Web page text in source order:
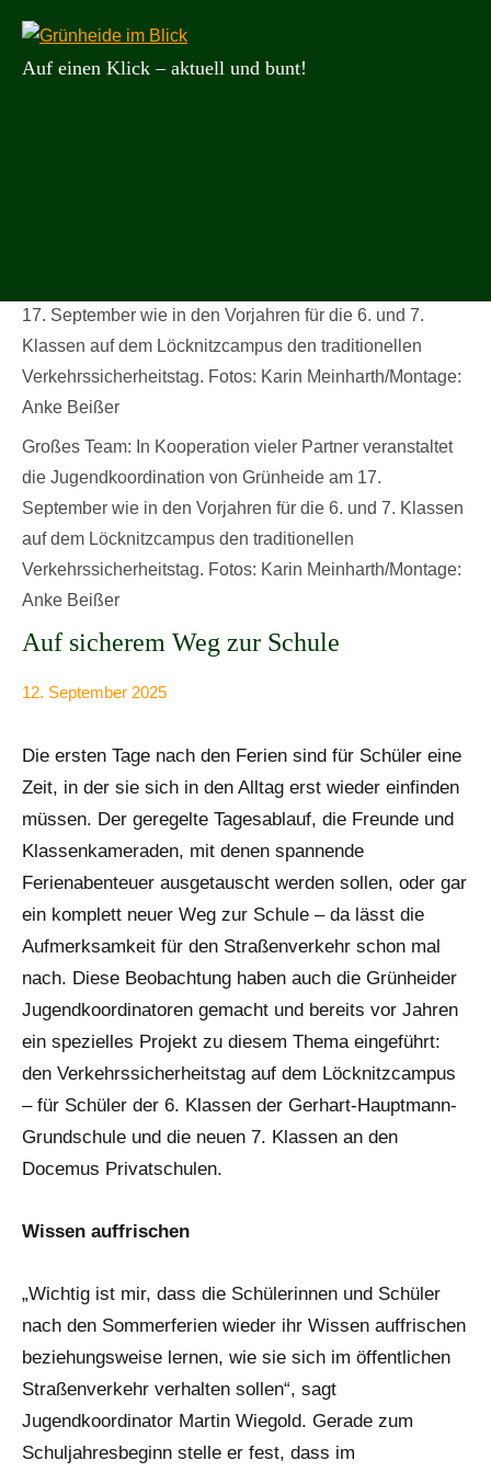
Inhalt
springen
Auf einen Klick – aktuell und bunt!
nach:
Großes Team: In Kooperation vieler Partner veranstaltet
die Jugendkoordination von Grünheide am 17.
September wie in den Vorjahren für die 6. und 7. Klassen
auf dem Löcknitzcampus den traditionellen
Verkehrssicherheitstag. Fotos: Karin Meinharth/Montage:
Anke Beißer
Auf sicherem Weg zur Schule
12. September 2025
Die ersten Tage nach den Ferien sind für Schüler eine
Zeit, in der sie sich in den Alltag erst wieder einfinden
müssen. Der geregelte Tagesablauf, die Freunde und
Klassenkameraden, mit denen spannende
Ferienabenteuer ausgetauscht werden sollen, oder gar
ein komplett neuer Weg zur Schule – da lässt die
Aufmerksamkeit für den Straßenverkehr schon mal
nach. Diese Beobachtung haben auch die Grünheider
Jugendkoordinatoren gemacht und bereits vor Jahren
ein spezielles Projekt zu diesem Thema eingeführt:
den Verkehrssicherheitstag auf dem Löcknitzcampus
– für Schüler der 6. Klassen der Gerhart-Hauptmann-
Grundschule und die neuen 7. Klassen an den
Docemus Privatschulen.
Wissen auffrischen
„Wichtig ist mir, dass die Schülerinnen und Schüler
nach den Sommerferien wieder ihr Wissen auffrischen
beziehungsweise lernen, wie sie sich im öffentlichen
Straßenverkehr verhalten sollen“, sagt
Jugendkoordinator Martin Wiegold. Gerade zum
Schuljahresbeginn stelle er fest, dass im